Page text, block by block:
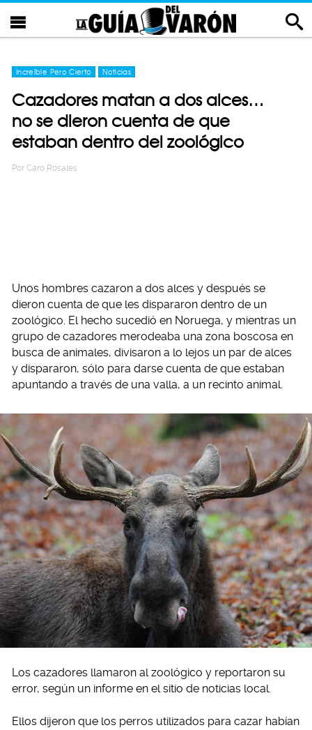
Increíble Pero Cierto Noticias
Cazadores matan a dos alces…
no se dieron cuenta de que
estaban dentro del zoológico
Por Caro Rosales
Unos hombres cazaron a dos alces y después se
dieron cuenta de que les dispararon dentro de un
zoológico. El hecho sucedió en Noruega, y mientras un
grupo de cazadores merodeaba una zona boscosa en
busca de animales, divisaron a lo lejos un par de alces
y dispararon, sólo para darse cuenta de que estaban
apuntando a través de una valla, a un recinto animal.
Los cazadores llamaron al zoológico y reportaron su
error, según un informe en el sitio de noticias local.
Ellos dijeron que los perros utilizados para cazar habían